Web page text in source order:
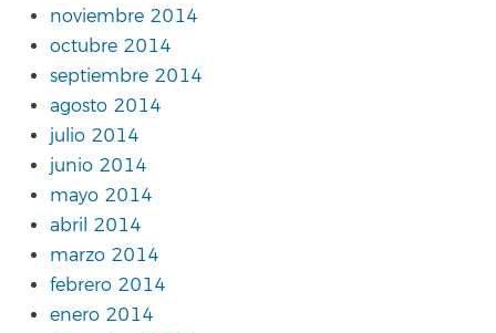
noviembre 2014
octubre 2014
septiembre 2014
agosto 2014
julio 2014
junio 2014
mayo 2014
abril 2014
marzo 2014
febrero 2014
enero 2014